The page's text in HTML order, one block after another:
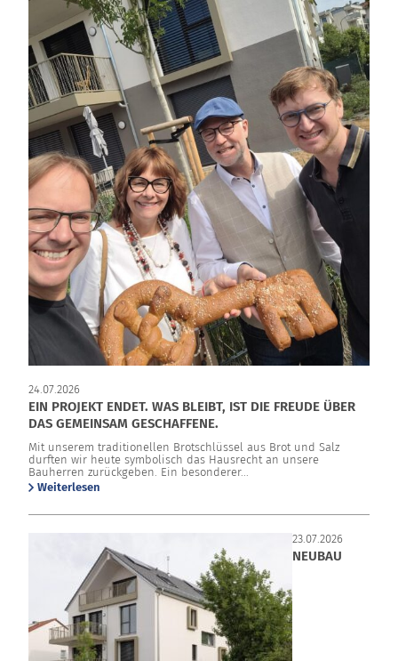
24.07.2026
EIN PROJEKT ENDET. WAS BLEIBT, IST DIE FREUDE ÜBER
DAS GEMEINSAM GESCHAFFENE.
Mit unserem traditionellen Brotschlüssel aus Brot und Salz
durften wir heute symbolisch das Hausrecht an unsere
Bauherren zurückgeben. Ein besonderer...
Weiterlesen
23.07.2026
NEUBAU